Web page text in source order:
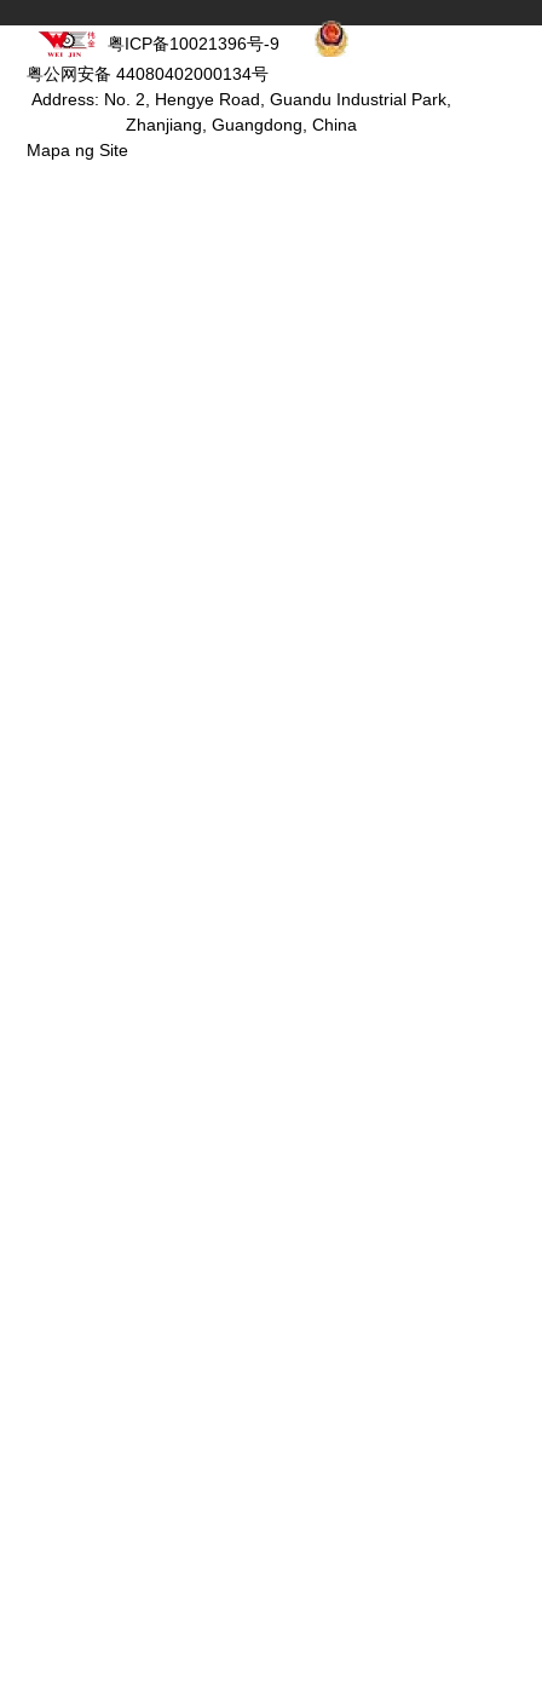
粤ICP备10021396号-9
粤公网安备 44080402000134号
Address: No. 2, Hengye Road, Guandu Industrial Park,
Zhanjiang, Guangdong, China
Mapa ng Site